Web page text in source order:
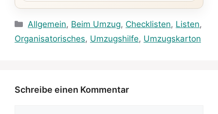
Kategorien
Allgemein, Beim Umzug, Checklisten, Listen,
Organisatorisches, Umzugshilfe, Umzugskarton
Schreibe einen Kommentar